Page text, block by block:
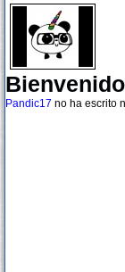
Pandic17 no ha escrito